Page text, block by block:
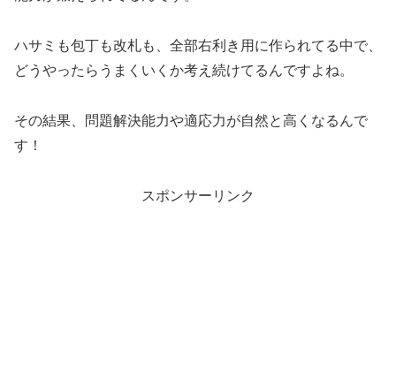
ハサミも包丁も改札も、全部右利き用に作られてる中で、
どうやったらうまくいくか考え続けてるんですよね。
その結果、問題解決能力や適応力が自然と高くなるんで
す！
スポンサーリンク